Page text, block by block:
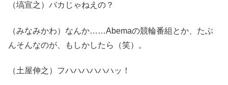
（塙宣之）バカじゃねえの？
（みなみかわ）なんか……Abemaの競輪番組とか、たぶ
んそんなのが、もしかしたら（笑）。
（土屋伸之）フハハハハハハッ！